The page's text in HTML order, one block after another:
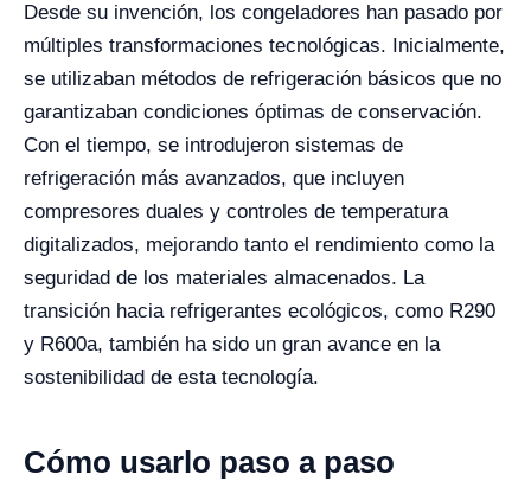
Desde su invención, los congeladores han pasado por
múltiples transformaciones tecnológicas. Inicialmente,
se utilizaban métodos de refrigeración básicos que no
garantizaban condiciones óptimas de conservación.
Con el tiempo, se introdujeron sistemas de
refrigeración más avanzados, que incluyen
compresores duales y controles de temperatura
digitalizados, mejorando tanto el rendimiento como la
seguridad de los materiales almacenados. La
transición hacia refrigerantes ecológicos, como R290
y R600a, también ha sido un gran avance en la
sostenibilidad de esta tecnología.
Cómo usarlo paso a paso